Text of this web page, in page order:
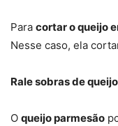
Para cortar o queijo
Nesse caso, ela
Rale sobras de queijo
O queijo parmesão